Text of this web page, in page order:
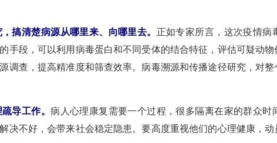
搞清楚病源从哪里来、向哪里去。 正如专家所言，这次疫情病
手段，可以利用病毒蛋白和不同受体的结合特征，评估可疑动
调查，提高精准度和筛查效率。病毒溯源和传播途径研究，对
导工作。病人心理康复需要一个过程，很多隔离在家的群众时
决不好，会带来社会稳定隐患。要高度重视他们的心理健康，